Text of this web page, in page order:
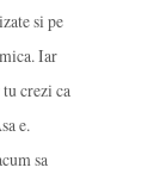
si pe
Iar
crezi ca
e.
sa